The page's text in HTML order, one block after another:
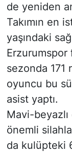
de yeniden
Takımın en
yaşındaki
Erzurumspor
sezonda 171
oyuncu bu
asist yaptı.
Mavi-
önemli
da kulüpteki